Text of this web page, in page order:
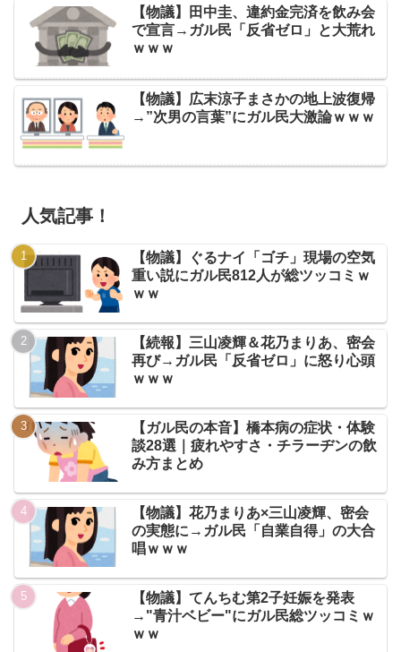
【物議】田中圭、違約金完済を飲み会
で宣言→ガル民「反省ゼロ」と大荒れ
ｗｗｗ
【物議】広末涼子まさかの地上波復帰
→”次男の言葉”にガル民大激論ｗｗｗ
人気記事！
【物議】ぐるナイ「ゴチ」現場の空気
重い説にガル民812人が総ツッコミｗ
ｗｗ
【続報】三山凌輝＆花乃まりあ、密会
再び→ガル民「反省ゼロ」に怒り心頭
ｗｗｗ
【ガル民の本音】橋本病の症状・体験
談28選｜疲れやすさ・チラーヂンの飲
み方まとめ
【物議】花乃まりあ×三山凌輝、密会
の実態に→ガル民「自業自得」の大合
唱ｗｗｗ
【物議】てんちむ第2子妊娠を発表
→"青汁ベビー"にガル民総ツッコミｗ
ｗｗ